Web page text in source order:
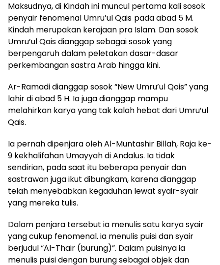
Maksudnya, di Kindah ini muncul pertama kali sosok
penyair fenomenal Umru’ul Qais pada abad 5 M.
Kindah merupakan kerajaan pra Islam. Dan sosok
Umru’ul Qais dianggap sebagai sosok yang
berpengaruh dalam peletakan dasar-dasar
perkembangan sastra Arab hingga kini.
Ar-Ramadi dianggap sosok “New Umru’ul Qois” yang
lahir di abad 5 H. Ia juga dianggap mampu
melahirkan karya yang tak kalah hebat dari Umru’ul
Qais.
Ia pernah dipenjara oleh Al-Muntashir Billah, Raja ke-
9 kekhalifahan Umayyah di Andalus. Ia tidak
sendirian, pada saat itu beberapa penyair dan
sastrawan juga ikut dibungkam, karena dianggap
telah menyebabkan kegaduhan lewat syair-syair
yang mereka tulis.
Dalam penjara tersebut ia menulis satu karya syair
yang cukup fenomenal. ia menulis puisi dan syair
berjudul “Al-Thair (burung)”. Dalam puisinya ia
menulis puisi dengan burung sebagai objek dan